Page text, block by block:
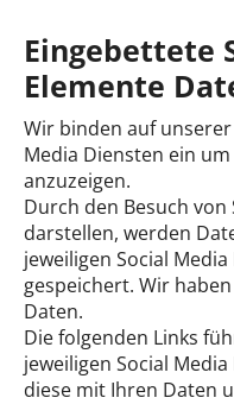
Eingebettete
Elemente
Wir binden auf
Media Diensten ein
anzuzeigen.
Durch den Besuch
darstellen, werden
jeweiligen Social
gespeichert. Wir
Daten.
Die folgenden Links
jeweiligen Social
diese mit Ihren Daten